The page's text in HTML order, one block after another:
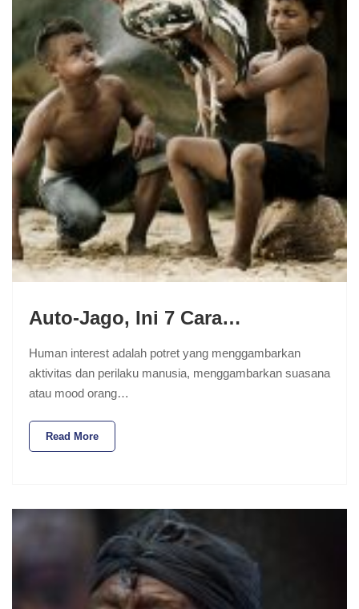
Auto-Jago, Ini 7 Cara…
Human interest adalah potret yang menggambarkan
aktivitas dan perilaku manusia, menggambarkan suasana
atau mood orang…
Read More